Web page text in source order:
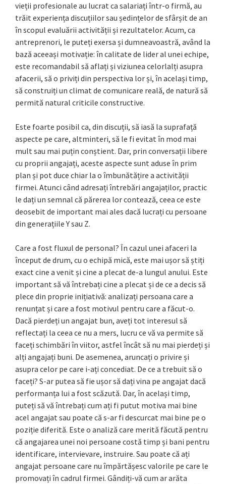
vieții profesionale au lucrat ca salariați într-o firmă, au
trăit experiența discuțiilor sau ședințelor de sfârșit de an
în scopul evaluării activității și rezultatelor. Acum, ca
antreprenori, le puteți exersa și dumneavoastră, având la
bază aceeași motivație: în calitate de lider al unei echipe,
este recomandabil să aflați și viziunea celorlalți asupra
afacerii, să o priviți din perspectiva lor și, în același timp,
să construiți un climat de comunicare reală, de natură să
permită natural criticile constructive.
Este foarte posibil ca, din discuții, să iasă la suprafață
aspecte pe care, altminteri, să le fi evitat în mod mai
mult sau mai puțin conștient. Dar, prin conversații libere
cu proprii angajați, aceste aspecte sunt aduse în prim
plan și pot duce chiar la o îmbunătățire a activității
firmei. Atunci când adresați întrebări angajaților, practic
le dați un semnal că părerea lor contează, ceea ce este
deosebit de important mai ales dacă lucrați cu persoane
din generațiile Y sau Z.
Care a fost fluxul de personal? În cazul unei afaceri la
început de drum, cu o echipă mică, este mai ușor să știți
exact cine a venit și cine a plecat de-a lungul anului. Este
important să vă întrebați cine a plecat și de ce a decis să
plece din proprie inițiativă: analizați persoana care a
renunțat și care a fost motivul pentru care a făcut-o.
Dacă pierdeți un angajat bun, aveți tot interesul să
reflectați la ceea ce nu a mers, lucru ce vă va permite să
faceți schimbări în viitor, astfel încât să nu mai pierdeți și
alți angajați buni. De asemenea, aruncați o privire și
asupra celor pe care i-ați concediat. De ce a trebuit să o
faceți? S-ar putea să fie ușor să dați vina pe angajat dacă
performanța lui a fost scăzută. Dar, în același timp,
puteți să vă întrebați cum ați fi putut motiva mai bine
acel angajat sau poate că s-ar fi descurcat mai bine pe o
poziție diferită. Este o analiză care merită făcută pentru
că angajarea unei noi persoane costă timp și bani pentru
identificare, intervievare, instruire. Sau poate că ați
angajat persoane care nu împărtășesc valorile pe care le
promovați în cadrul firmei. Gândiți-vă cum ar arăta